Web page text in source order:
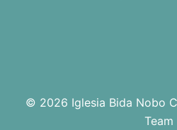
© 2026 Iglesia Bida Nobo
Team